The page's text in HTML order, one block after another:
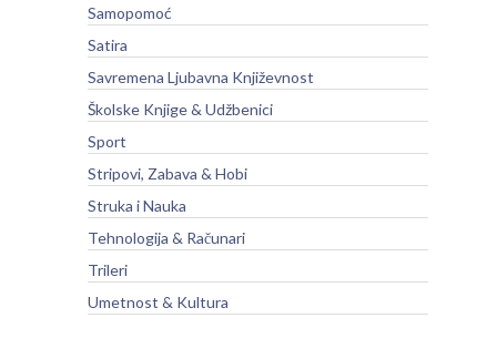
Samopomoć
Satira
Savremena Ljubavna Književnost
Školske Knjige & Udžbenici
Sport
Stripovi, Zabava & Hobi
Struka i Nauka
Tehnologija & Računari
Trileri
Umetnost & Kultura